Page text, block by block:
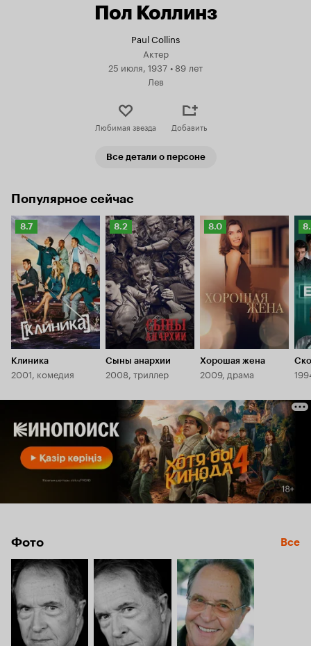
Пол Коллинз
Paul Collins
Актер
25 июля, 1937 • 89 лет
Лев
Любимая звезда Добавить
Все детали о персоне
Популярное сейчас
Рейтинг
Кинопоиска
8.7
8.7
Клиника
2001, комедия
Рейтинг
Кинопоиска
8.2
8.2
Сыны анархии
2008, триллер
Рейтинг
Кинопоиска
8.0
8.0
Хорошая жена
2009, драма
Фото Все